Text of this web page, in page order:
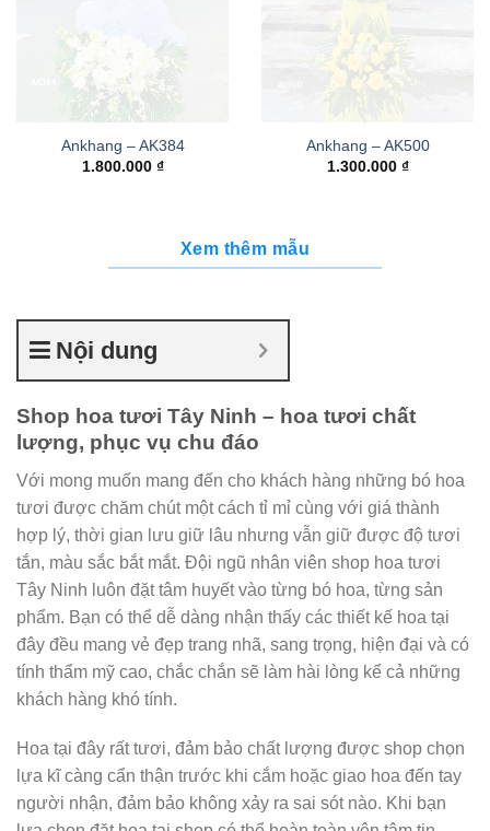
Ankhang – AK384
1.800.000 ₫
Ankhang – AK500
1.300.000 ₫
Xem thêm mẫu
Nội dung
Shop hoa tươi Tây Ninh – hoa tươi chất
lượng, phục vụ chu đáo
Với mong muốn mang đến cho khách hàng những bó hoa
tươi được chăm chút một cách tỉ mỉ cùng với giá thành
hợp lý, thời gian lưu giữ lâu nhưng vẫn giữ được độ tươi
tắn, màu sắc bắt mắt. Đội ngũ nhân viên shop hoa tươi
Tây Ninh luôn đặt tâm huyết vào từng bó hoa, từng sản
phẩm. Bạn có thể dễ dàng nhận thấy các thiết kế hoa tại
đây đều mang vẻ đẹp trang nhã, sang trọng, hiện đại và có
tính thẩm mỹ cao, chắc chắn sẽ làm hài lòng kể cả những
khách hàng khó tính.
Hoa tại đây rất tươi, đảm bảo chất lượng được shop chọn
lựa kĩ càng cẩn thận trước khi cắm hoặc giao hoa đến tay
người nhận, đảm bảo không xảy ra sai sót nào. Khi bạn